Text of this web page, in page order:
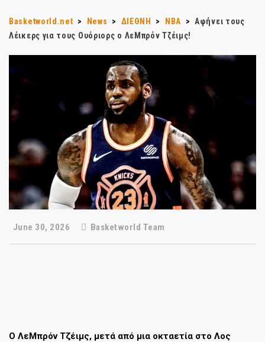
Basketworld.net > News > ΔΙΕΘΝΗ > NBA > Αφήνει τους
Λέικερς για τους Ουόριορς ο ΛεΜπρόν Τζέιμς!
June 30, 2026 Basketworld Team
Ο ΛεΜπρόν Τζέιμς, μετά από μια οκταετία στο Λος